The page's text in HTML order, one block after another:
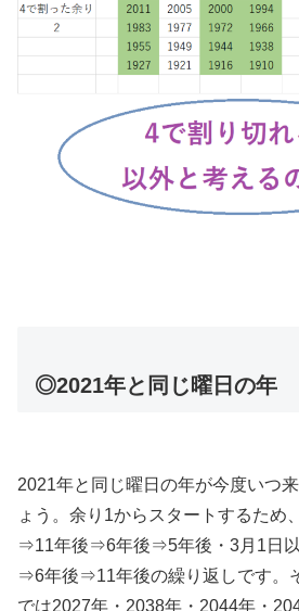
◎2021年と同じ曜日の年
2021年と同じ曜日の年が今度いつ
ょう。余り1からスタートするため
⇒11年後⇒6年後⇒5年後・3月1日
⇒6年後⇒11年後の繰り返しです。
では2027年・2038年・2044年・